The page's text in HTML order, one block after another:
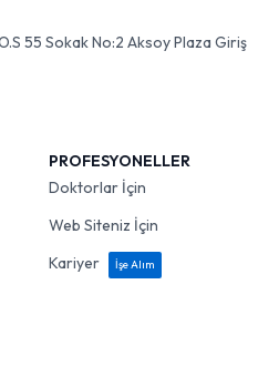
55 Sokak No:2 Aksoy Plaza Giriş
PROFESYONELLER
Doktorlar İçin
Web Siteniz İçin
Kariyer
İşe Alım